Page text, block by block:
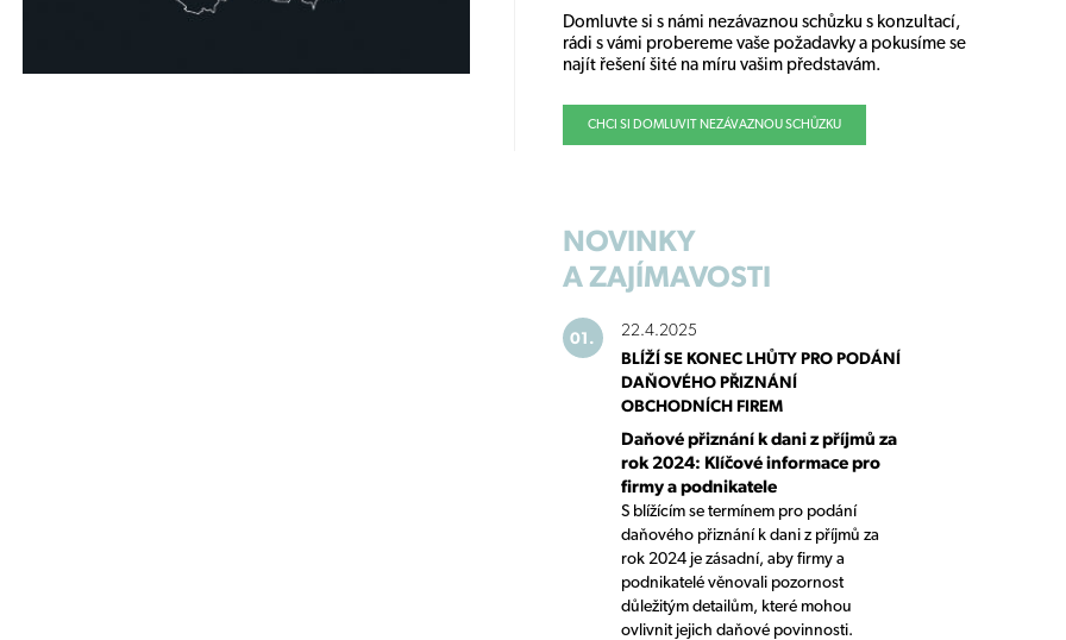
Domluvte si s námi nezávaznou schůzku s konzultací,
rádi s vámi probereme vaše požadavky a pokusíme se
najít řešení šité na míru vašim představám.
CHCI SI DOMLUVIT NEZÁVAZNOU SCHŮZKU
NOVINKY
A ZAJÍMAVOSTI
01.
22.4.2025
BLÍŽÍ SE KONEC LHŮTY PRO PODÁNÍ
DAŇOVÉHO PŘIZNÁNÍ
OBCHODNÍCH FIREM
Daňové přiznání k dani z příjmů za
rok 2024: Klíčové informace pro
firmy a podnikatele
S blížícím se termínem pro podání
daňového přiznání k dani z příjmů za
rok 2024 je zásadní, aby firmy a
podnikatelé věnovali pozornost
důležitým detailům, které mohou
ovlivnit jejich daňové povinnosti.